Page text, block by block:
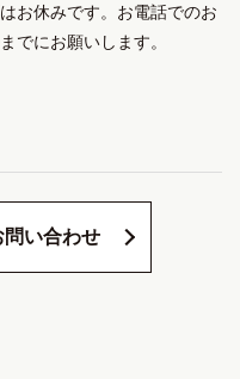
お休みです。お電話でのお
でにお願いします。
い合わせ